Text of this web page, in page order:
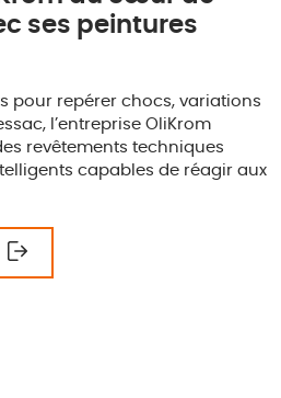
ses peintures
pour repérer chocs, variations
l’entreprise OliKrom
revêtements techniques
capables de réagir aux